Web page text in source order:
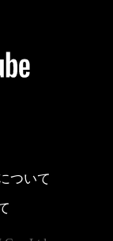
ついて